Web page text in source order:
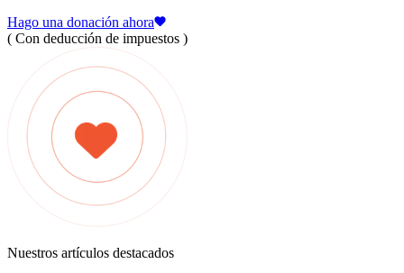
Hago una donación ahora
( Con deducción de impuestos )
Nuestros artículos destacados